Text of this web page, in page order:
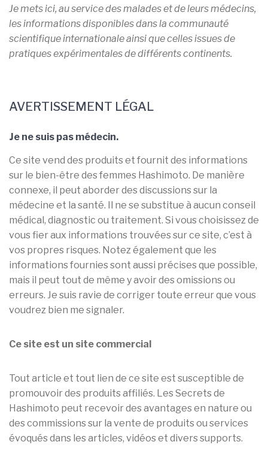
Je mets ici, au service des malades et de leurs médecins,
les informations disponibles dans la communauté
scientifique internationale ainsi que celles issues de
pratiques expérimentales de différents continents.
AVERTISSEMENT LÉGAL
Je ne suis pas médecin.
Ce site vend des produits et fournit des informations
sur le bien-être des femmes Hashimoto. De manière
connexe, il peut aborder des discussions sur la
médecine et la santé. Il ne se substitue à aucun conseil
médical, diagnostic ou traitement. Si vous choisissez de
vous fier aux informations trouvées sur ce site, c’est à
vos propres risques. Notez également que les
informations fournies sont aussi précises que possible,
mais il peut tout de même y avoir des omissions ou
erreurs. Je suis ravie de corriger toute erreur que vous
voudrez bien me signaler.
Ce site est un site commercial
Tout article et tout lien de ce site est susceptible de
promouvoir des produits affiliés. Les Secrets de
Hashimoto peut recevoir des avantages en nature ou
des commissions sur la vente de produits ou services
évoqués dans les articles, vidéos et divers supports.